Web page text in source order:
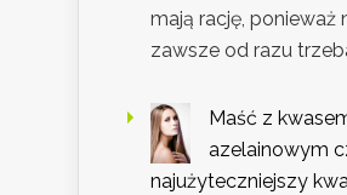
mają rację, ponieważ
zawsze od razu
Maść z
azelainowym
najużyteczniejszy